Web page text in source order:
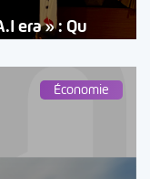
era » : Qu
Économie